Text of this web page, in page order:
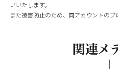
いいたします。
また被害防止のため、同アカウントのブ
関連メ